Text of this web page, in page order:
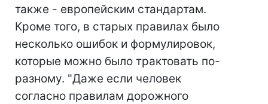
также - европейским стандартам.
Кроме того, в старых правилах было
несколько ошибок и формулировок,
которые можно было трактовать по-
разному. "Даже если человек
согласно правилам дорожного